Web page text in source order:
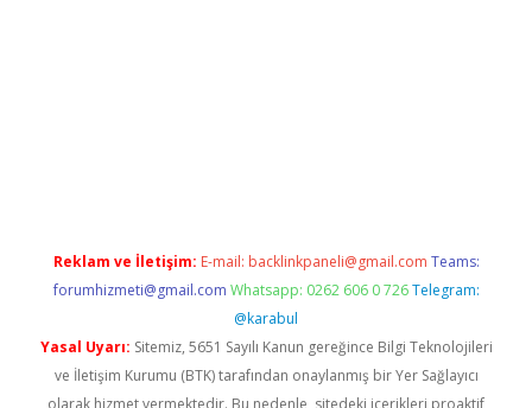
Reklam ve İletişim: E-mail: backlinkpaneli@gmail.com Teams:
forumhizmeti@gmail.com Whatsapp: 0262 606 0 726 Telegram:
@karabul
Yasal Uyarı: Sitemiz, 5651 Sayılı Kanun gereğince Bilgi Teknolojileri
ve İletişim Kurumu (BTK) tarafından onaylanmış bir Yer Sağlayıcı
olarak hizmet vermektedir. Bu nedenle, sitedeki içerikleri proaktif